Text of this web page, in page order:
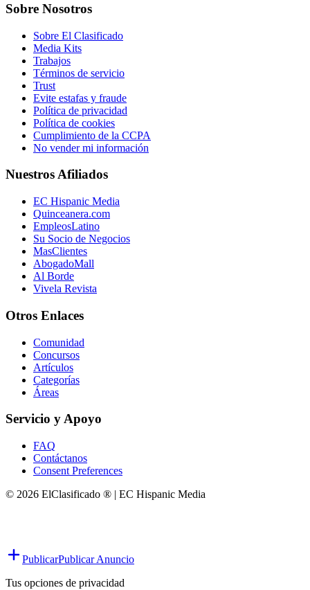
Sobre Nosotros
Sobre El Clasificado
Media Kits
Trabajos
Términos de servicio
Trust
Evite estafas y fraude
Política de privacidad
Política de cookies
Cumplimiento de la CCPA
No vender mi información
Nuestros Afiliados
EC Hispanic Media
Quinceanera.com
EmpleosLatino
Su Socio de Negocios
MasClientes
AbogadoMall
Al Borde
Vivela Revista
Otros Enlaces
Comunidad
Concursos
Artículos
Categorías
Áreas
Servicio y Apoyo
FAQ
Contáctanos
Consent Preferences
© 2026 ElClasificado ® | EC Hispanic Media
PublicarPublicar Anuncio
Tus opciones de privacidad